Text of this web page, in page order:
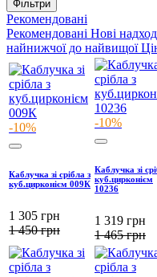
Фільтри
Рекомендовані
Рекомендовані Нові
найнижчої до найвищої
-10%
Каблучка зі срібла з
куб.цирконієм 009К
1 305 грн
1 450грн
-10%
Каблучка зі
куб.цирконієм
10236
1 319 грн
1 465грн